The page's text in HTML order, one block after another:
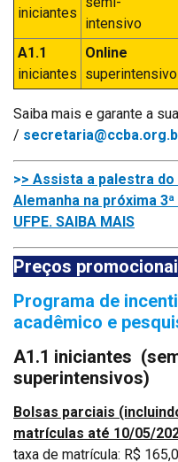
iniciantes
intensivo
A1.1
iniciantes
Online
superintensivo
Saiba mais e garante a
/
>> Assista a palestra
Alemanha na próxima
UFPE. SAIBA MAIS
Preços
Programa de
acadêmico e
A1.1 iniciantes
superintensivos)
Bolsas parciais
matrículas até 10/05/
taxa de matrícula: R$